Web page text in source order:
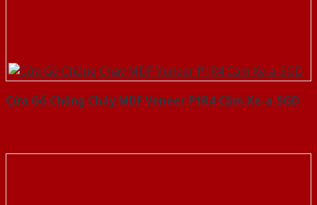
Cửa Gỗ Chống Cháy MDF Veneer P1R4 Căm Xe-a-SGD